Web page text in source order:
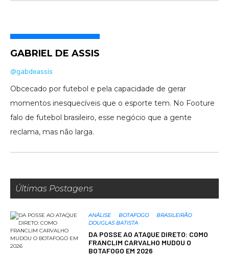
GABRIEL DE ASSIS
@gabdeassis
Obcecado por futebol e pela capacidade de gerar
momentos inesquecíveis que o esporte tem. No Footure
falo de futebol brasileiro, esse negócio que a gente
reclama, mas não larga.
Últimas Postagens
ANÁLISE BOTAFOGO
BRASILEIRÃO
DOUGLAS BATISTA
DA POSSE AO ATAQUE DIRETO: COMO
FRANCLIM CARVALHO MUDOU O
BOTAFOGO EM 2026